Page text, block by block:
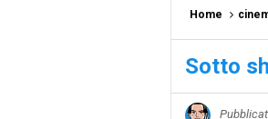
Home
Sotto